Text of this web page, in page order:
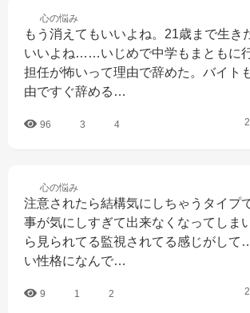
心の悩み
もう消えてもいいよね。21歳まで生き
いいよね……いじめで中学もまともに
担任が怖いって理由で辞めた。バイト
由ですぐ辞める…
96 3 4
心の悩み
注意されたら結構気にしちゃうタイプ
事が気にしすぎて出来なくなってしま
ら見られてる監視されてる感じがして
い性格になんで…
9 1 2